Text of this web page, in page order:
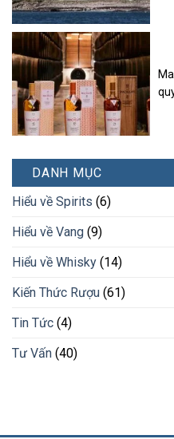
DANH MỤC
Hiểu về Spirits (6)
Hiểu về Vang (9)
Hiểu về Whisky (14)
Kiến Thức Rượu (61)
Tin Tức (4)
Tư Vấn (40)